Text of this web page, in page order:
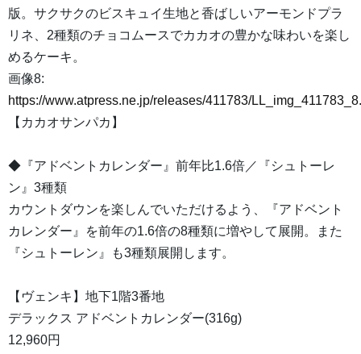
版。サクサクのビスキュイ生地と香ばしいアーモンドプラ
リネ、2種類のチョコムースでカカオの豊かな味わいを楽し
めるケーキ。
画像8:
https://www.atpress.ne.jp/releases/411783/
【カカオサンパカ】
◆『アドベントカレンダー』前年比1.6倍／『シュトーレ
ン』3種類
カウントダウンを楽しんでいただけるよう、『アドベント
カレンダー』を前年の1.6倍の8種類に増やして展開。また
『シュトーレン』も3種類展開します。
【ヴェンキ】地下1階3番地
デラックス アドベントカレンダー(316g)
12,960円